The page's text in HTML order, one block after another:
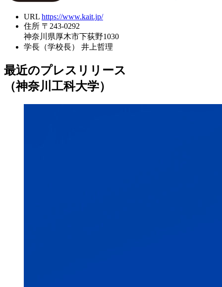
URL https://www.kait.jp/
住所 〒243-0292
神奈川県厚木市下荻野1030
学長（学校長）
井上哲理
最近のプレスリリース
（神奈川工科大学）